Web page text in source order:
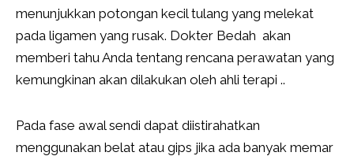
menunjukkan potongan kecil tulang yang melekat
pada ligamen yang rusak. Dokter Bedah akan
memberi tahu Anda tentang rencana perawatan yang
kemungkinan akan dilakukan oleh ahli terapi ..
Pada fase awal sendi dapat diistirahatkan
menggunakan belat atau gips jika ada banyak memar